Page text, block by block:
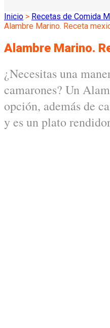
Inicio > Recetas de Comida
Alambre Marino. Receta
Alambre Marino.
¿Necesitas una
camarones? Un
opción, además de
y es un plato